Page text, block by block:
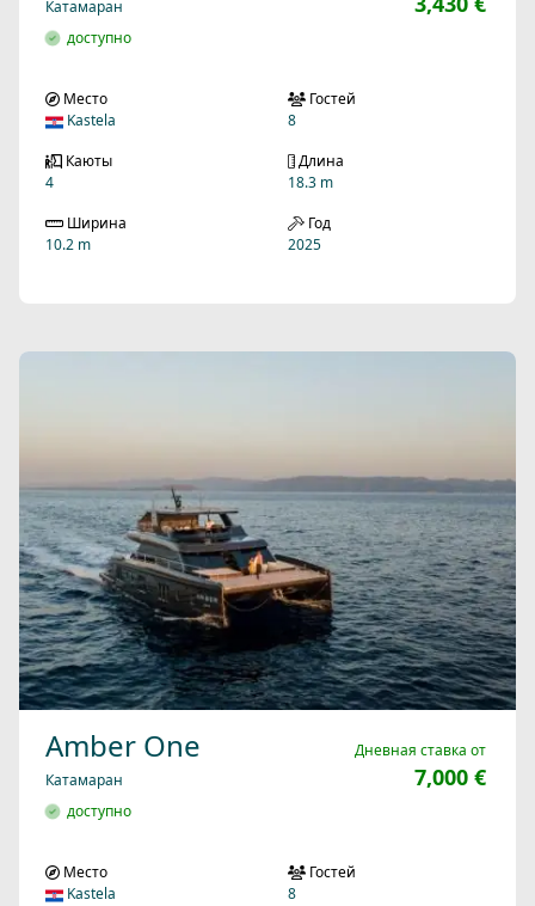
Катамаран
доступно
Место
Kastela
Гостей
8
Каюты
4
Длина
18.3 m
Ширина
10.2 m
Год
2025
Amber One
Катамаран
доступно
Дневная ставка от
7,000 €
Место
Kastela
Гостей
8